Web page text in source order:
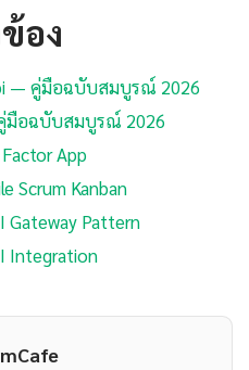
อง
— คู่มือฉบับสมบูรณ์ 2026
มือฉบับสมบูรณ์ 2026
App
Scrum Kanban
Gateway Pattern
Integration